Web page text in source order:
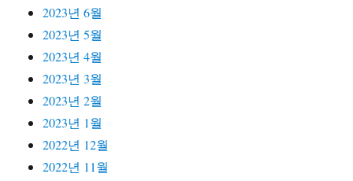
2023년 6월
2023년 5월
2023년 4월
2023년 3월
2023년 2월
2023년 1월
2022년 12월
2022년 11월